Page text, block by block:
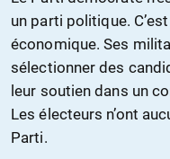
un parti politique.
économique. Ses
sélectionner des
leur soutien dans un
Les électeurs n’ont
Parti.